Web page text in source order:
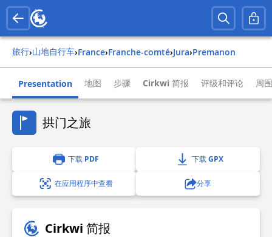
旅行› 山地自行车› france› franche-comté› jura› premanon
Presentation 地图 步骤 Cirkwi 简报 评级和评论 周
拱门之旅
下载 PDF 下载 GPX
在应用程序中查看 分享
Cirkwi 简报